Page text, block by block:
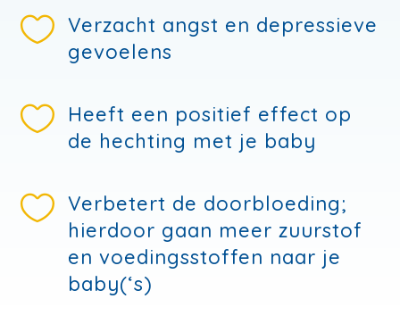
 Verzacht angst en depressieve
gevoelens

Heeft een positief effect op
de hechting met je baby
 Verbetert de doorbloeding;
hierdoor gaan meer zuurstof
en voedingsstoffen naar je
baby(‘s)